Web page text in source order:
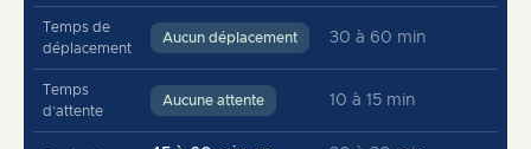
Temps de
déplacement
Aucun déplacement 30 à 60 min
Temps
d’attente
Aucune attente 10 à 15 min